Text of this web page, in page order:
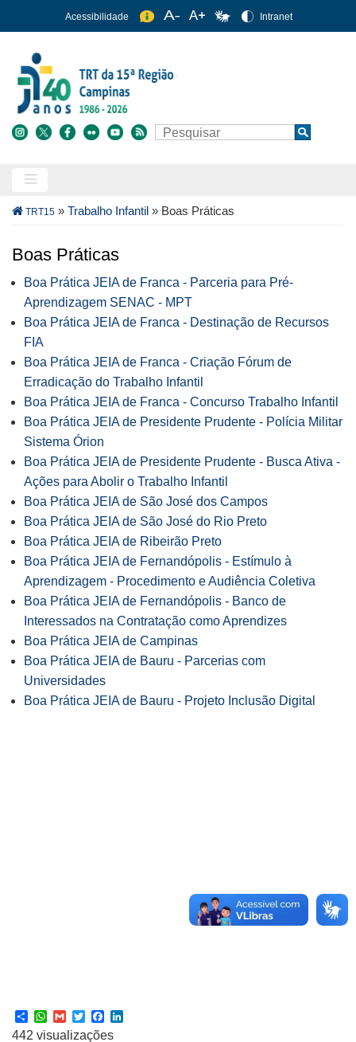
para
conteúdo
principal
Acessibilidade Intranet
Buscar Search
Trilha
navegação
TRT15 » Trabalho Infantil » Boas Práticas
Boas Práticas
Boa Prática JEIA de Franca - Parceria para Pré-
Aprendizagem SENAC - MPT
Boa Prática JEIA de Franca - Destinação de Recursos
FIA
Boa Prática JEIA de Franca - Criação Fórum de
Erradicação do Trabalho Infantil
Boa Prática JEIA de Franca - Concurso Trabalho Infantil
Boa Prática JEIA de Presidente Prudente - Polícia Militar
Sistema Órion
Boa Prática JEIA de Presidente Prudente - Busca Ativa -
Ações para Abolir o Trabalho Infantil
Boa Prática JEIA de São José dos Campos
Boa Prática JEIA de São José do Rio Preto
Boa Prática JEIA de Ribeirão Preto
Boa Prática JEIA de Fernandópolis - Estímulo à
Aprendizagem - Procedimento e Audiência Coletiva
Boa Prática JEIA de Fernandópolis - Banco de
Interessados na Contratação como Aprendizes
Boa Prática JEIA de Campinas
Boa Prática JEIA de Bauru - Parcerias com
Universidades
Boa Prática JEIA de Bauru - Projeto Inclusão Digital
ShareWhatsApp
GmailTwitterFacebook
442 visualizações